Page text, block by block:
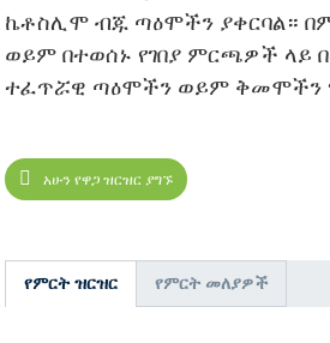
ኬቶስሊሞ ብጁ ጣዕሞችን ያቀርባል።
ወይም በተወሰኑ የገበያ ምርጫዎች ላይ
ተፈጥሯዊ ጣዕሞችን ወይም ቅመሞችን
አሁን የዋጋ ዝርዝር ያግኙ
የምርት ዝርዝር የምርት መለያዎች